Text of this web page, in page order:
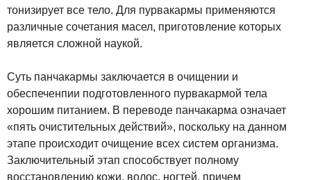
тонизирует все тело. Для пурвакармы применяются
различные сочетания масел, приготовление которых
является сложной наукой.
Суть панчакармы заключается в очищении и
обеспеченпии подготовленного пурвакармой тела
хорошим питанием. В переводе панчакарма означает
«пять очистительных действий», поскольку на данном
этапе происходит очищение всех систем организма.
Заключительный этап способствует полному
восстановлению кожи, волос, ногтей, причем